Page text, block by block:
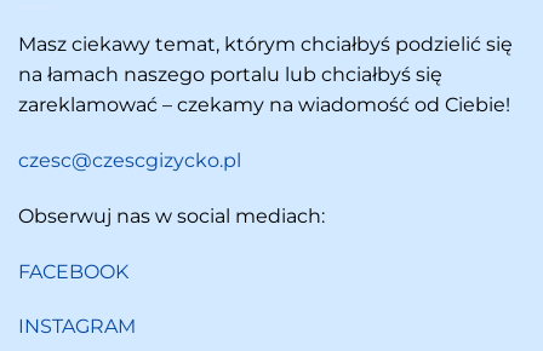
Masz ciekawy temat, którym chciałbyś podzielić się
na łamach naszego portalu lub chciałbyś się
zareklamować – czekamy na wiadomość od Ciebie!
czesc@czescgizycko.pl
Obserwuj nas w social mediach:
FACEBOOK
INSTAGRAM